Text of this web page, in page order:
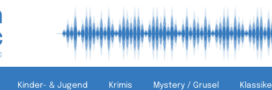
Kinder- & Jugend Krimis Mystery / Grusel